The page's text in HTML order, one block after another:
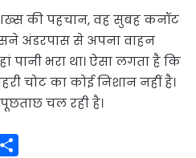
की पहचान, वह सुबह कनॉट
अंडरपास से अपना वाहन
भरा था। ऐसा लगता है कि
चोट का कोई निशान नहीं है।
चल रही है।